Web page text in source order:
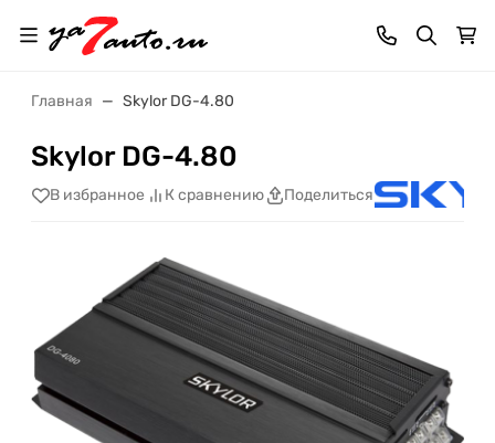
Главная Skylor DG-4.80
Skylor DG-4.80
В избранное К сравнению Поделиться